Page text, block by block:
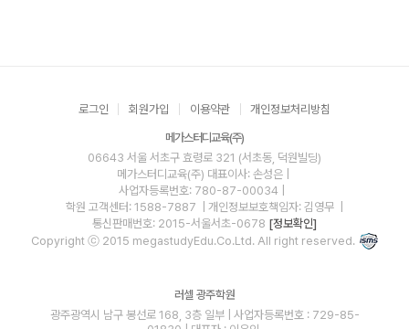
로그인 회원가입 이용약관 개인정보처리방침
메가스터디교육(주)
06643 서울 서초구 효령로 321 (서초동, 덕원빌딩)
메가스터디교육(주) 대표이사: 손성은 |
사업자등록번호: 780-87-00034
학원 고객센터: 1588-7887
| 개인정보보호책임자: 김영무
통신판매번호: 2015-서울서초-0678 [정보확인]
Copyright ⓒ 2015 megastudyEdu.Co.Ltd. All right reserved.
러셀 광주학원
광주광역시 남구 봉선로 168, 3층 일부 | 사업자등록번호 : 729-85-